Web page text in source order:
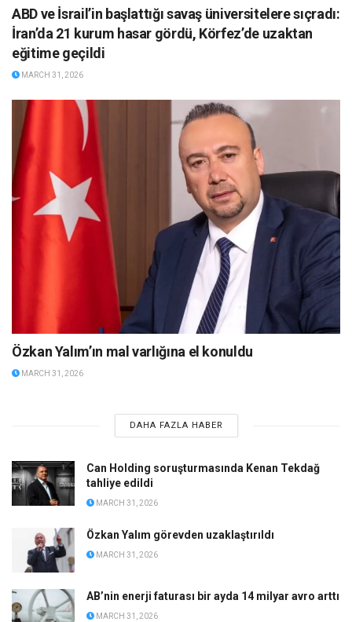
ABD ve İsrail’in başlattığı savaş üniversitelere sıçradı:
İran’da 21 kurum hasar gördü, Körfez’de uzaktan
eğitime geçildi
MARCH 31, 2026
Özkan Yalım’ın mal varlığına el konuldu
MARCH 31, 2026
DAHA FAZLA HABER
Can Holding soruşturmasında Kenan Tekdağ
tahliye edildi
MARCH 31, 2026
Özkan Yalım görevden uzaklaştırıldı
MARCH 31, 2026
AB’nin enerji faturası bir ayda 14 milyar avro arttı
MARCH 31, 2026